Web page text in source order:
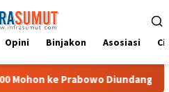
Opini Binjakon Asosiasi
Diundang Upacara HUT ke-81